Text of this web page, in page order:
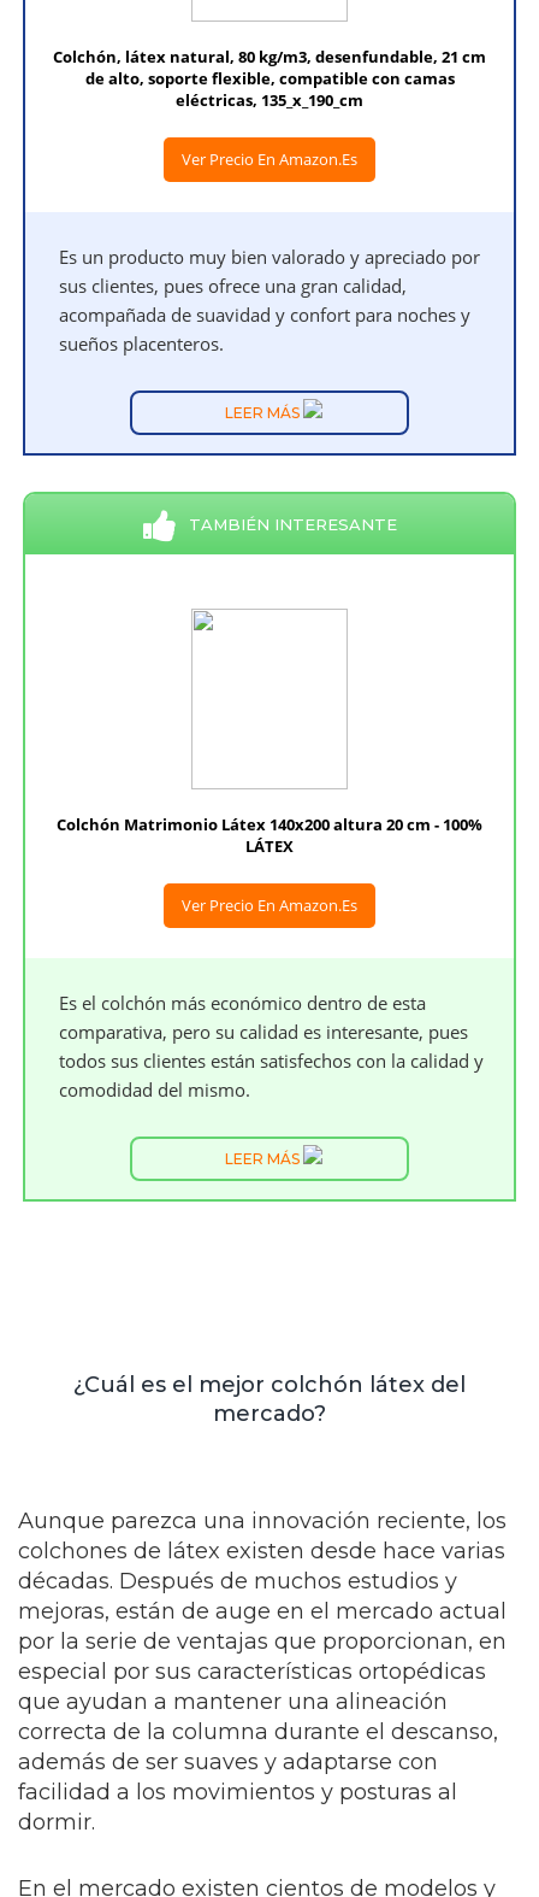
Colchón, látex natural, 80 kg/m3, desenfundable, 21 cm
de alto, soporte flexible, compatible con camas
eléctricas, 135_x_190_cm
Ver Precio En Amazon.es
Es un producto muy bien valorado y apreciado por
sus clientes, pues ofrece una gran calidad,
acompañada de suavidad y confort para noches y
sueños placenteros.
LEER MÁS
TAMBIÉN INTERESANTE
Colchón Matrimonio Látex 140x200 altura 20 cm - 100%
LÁTEX
Ver Precio En Amazon.es
Es el colchón más económico dentro de esta
comparativa, pero su calidad es interesante, pues
todos sus clientes están satisfechos con la calidad y
comodidad del mismo.
LEER MÁS
¿Cuál es el mejor colchón látex del
mercado?
Aunque parezca una innovación reciente, los
colchones de látex existen desde hace varias
décadas. Después de muchos estudios y
mejoras, están de auge en el mercado actual
por la serie de ventajas que proporcionan, en
especial por sus características ortopédicas
que ayudan a mantener una alineación
correcta de la columna durante el descanso,
además de ser suaves y adaptarse con
facilidad a los movimientos y posturas al
dormir.
En el mercado existen cientos de modelos y